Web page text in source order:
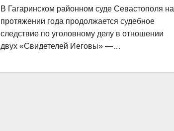
В Гагаринском районном суде Севастополя на
протяжении года продолжается судебное
следствие по уголовному делу в отношении
двух «Свидетелей Иеговы» —…